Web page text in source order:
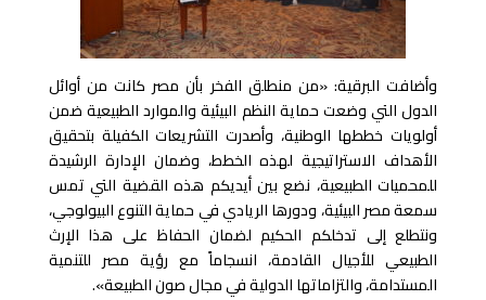
وأضافت البرقية: «من منطلق الفخر بأن مصر كانت من أوائل
الدول التي وضعت حماية النظم البيئية والموارد الطبيعية ضمن
أولويات خططها الوطنية، وأصدرت التشريعات الكفيلة بتحقيق
الأهداف الاستراتيجية لهذه الخطط، وضمان الإدارة الرشيدة
للمحميات الطبيعية، نضع بين أيديكم هذه القضية التي تمس
سمعة مصر البيئية، ودورها الريادي في حماية التنوع البيولوجي،
ونتطلع إلى تدخلكم الحكيم لضمان الحفاظ على هذا الإرث
الطبيعي للأجيال القادمة، انسجاماً مع رؤية مصر للتنمية
المستدامة، والتزاماتها الدولية في مجال صون الطبيعة».